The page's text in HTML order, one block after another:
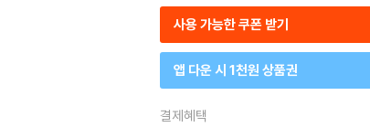
사용 가능한 쿠폰 받기
앱 다운 시 1천원 상품권
결제혜택